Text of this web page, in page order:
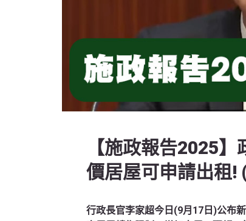
【施政報告2025
價居屋可申請出租!
行政長官李家超今日(9月17日)公布